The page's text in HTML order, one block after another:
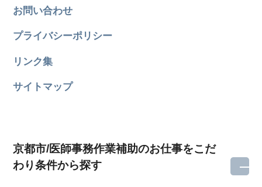
お問い合わせ
プライバシーポリシー
リンク集
サイトマップ
京都市/医師事務作業補助のお仕事をこだ
わり条件から探す